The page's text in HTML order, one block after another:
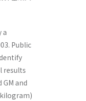
a
Public
results
and